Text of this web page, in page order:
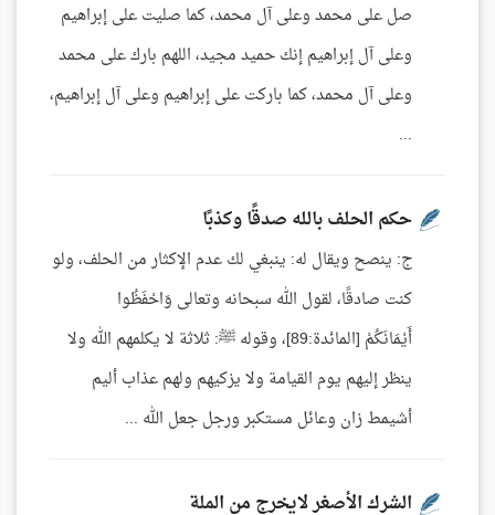
صل على محمد وعلى آل محمد، كما صليت على إبراهيم
وعلى آل إبراهيم إنك حميد مجيد، اللهم بارك على محمد
وعلى آل محمد، كما باركت على إبراهيم وعلى آل إبراهيم،
...
حكم الحلف بالله صدقًا وكذبًا
ج: ينصح ويقال له: ينبغي لك عدم الإكثار من الحلف، ولو
كنت صادقًا، لقول الله سبحانه وتعالى وَاحْفَظُوا
أَيْمَانَكُمْ [المائدة:89]، وقوله ﷺ: ثلاثة لا يكلمهم الله ولا
ينظر إليهم يوم القيامة ولا يزكيهم ولهم عذاب أليم
أشيمط زان وعائل مستكبر ورجل جعل الله ...
الشرك الأصغر لايخرج من الملة